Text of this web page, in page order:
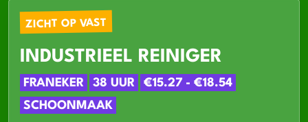
ZICHT OP VAST
INDUSTRIEEL REINIGER
FRANEKER 38 UUR
€15.27 - €18.54
SCHOONMAAK